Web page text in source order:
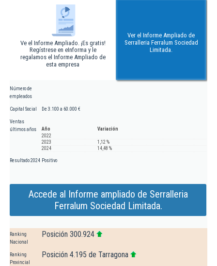
Ve el Informe Ampliado. ¡Es gratis!
Regístrese en eInforma y le
regalamos el Informe Ampliado de
esta empresa
Ver el Informe Ampliado de
Serralleria Ferralum Sociedad
Limitada.
Número de
empleados
Capital Social De 3.100 a 60.000 €
Ventas
últimos años
Año
Variación
2022
2023
1,12 %
2024
14,48 %
Resultado 2024 Positivo
Accede al Informe ampliado de Serralleria
Ferralum Sociedad Limitada.
Ranking
Nacional
Posición 300.924
Ranking
Provincial
Posición 4.195 de Tarragona